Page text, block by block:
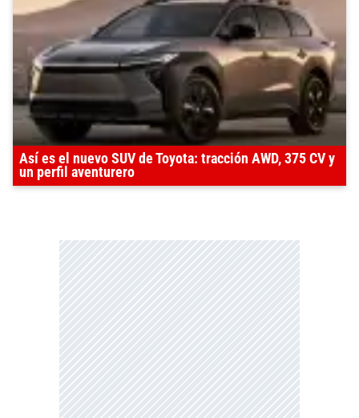
Así es el nuevo SUV de Toyota: tracción AWD, 375 CV y
un perfil aventurero